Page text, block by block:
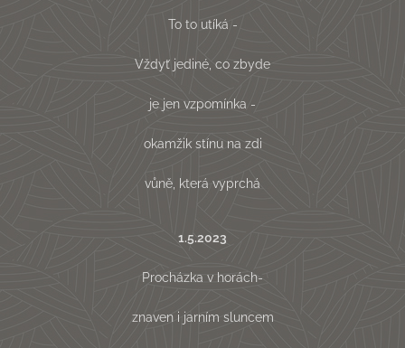
To to utíká -
Vždyť jediné, co zbyde
je jen vzpomínka -
okamžik stínu na zdi
vůně, která vyprchá
1.5.2023
Procházka v horách-
znaven i jarním sluncem